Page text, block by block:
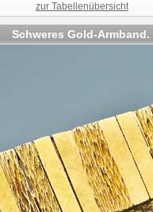
zur Tabellenübersicht
Schweres Gold-Armband.